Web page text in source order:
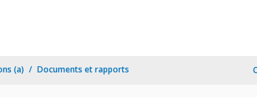
(a) Documents et rapports